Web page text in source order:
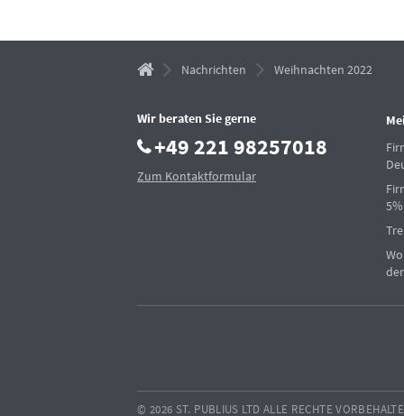
Nachrichten Weihnachten 2022
Wir beraten Sie gerne
+49 221 98257018
Zum Kontaktformular
© 2026 ST. PUBLIUS LTD ALLE RECHTE